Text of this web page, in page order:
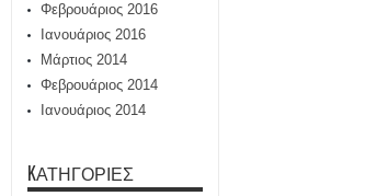
Φεβρουάριος 2016
Ιανουάριος 2016
Μάρτιος 2014
Φεβρουάριος 2014
Ιανουάριος 2014
KΑΤΗΓΟΡΊΕΣ